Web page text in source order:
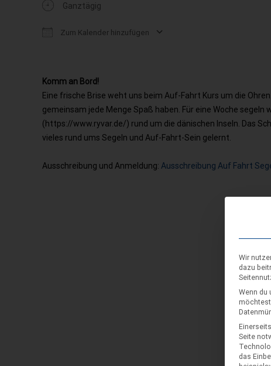
Ganztägig
Zum Kalender hinzufügen
Komm an Bord!
Eine frische Brise weht uns beim Auf-Fahrt Kurs um die Ohren.
gemeinsam jede Menge Spaß haben. Für eine Woche segeln
(https://www.ryvar.de/) rund um die dänischen Inseln. Das
vieles rund ums Segeln und Auf-Fahrt-Sein gelernt.
Ausschreibung und Anmeldung: Ausschreibung Auf Fahrt
Wir
dazu
Wenn du
Seite
das